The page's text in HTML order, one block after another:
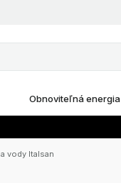
Obnoviteľná energia
vody Italsan